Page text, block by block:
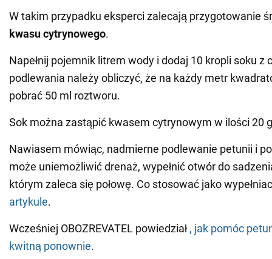
W takim przypadku eksperci zalecają przygotowanie
kwasu cytrynowego.
Napełnij pojemnik litrem wody i dodaj 10 kropli soku z
podlewania należy obliczyć, że na każdy metr
pobrać 50 ml roztworu.
Sok można zastąpić kwasem cytrynowym w ilości 20
Nawiasem mówiąc, nadmierne podlewanie petunii i
może uniemożliwić drenaż, wypełnić otwór do
którym zaleca się połowę. Co stosować jako
artykule.
Wcześniej OBOZREVATEL powiedział , jak pomóc
kwitną ponownie.